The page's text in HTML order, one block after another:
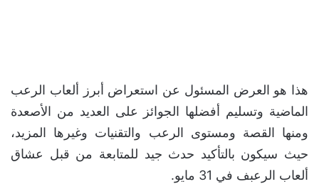
هذا هو العرض المسئول عن استعراض أبرز ألعاب الرعب
الماضية وتسليم أفضلها الجوائز على العديد من الأصعدة
ومنها القصة ومستوى الرعب والتقنيات وغيرها المزيد،
حيث سيكون بالتأكيد حدث جيد للمتابعة من قبل عشاق
ألعاب الرعبف في 31 مايو.